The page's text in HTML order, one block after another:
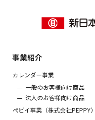
事業紹介
カレンダー事業
一般のお客様向け商品
法人のお客様向け商品
ぺピイ事業（株式会社PEPPY）